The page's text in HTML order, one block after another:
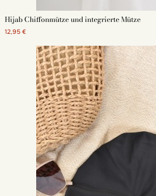
Hijab Chiffonmütze und integrierte Mütze
12,95 €